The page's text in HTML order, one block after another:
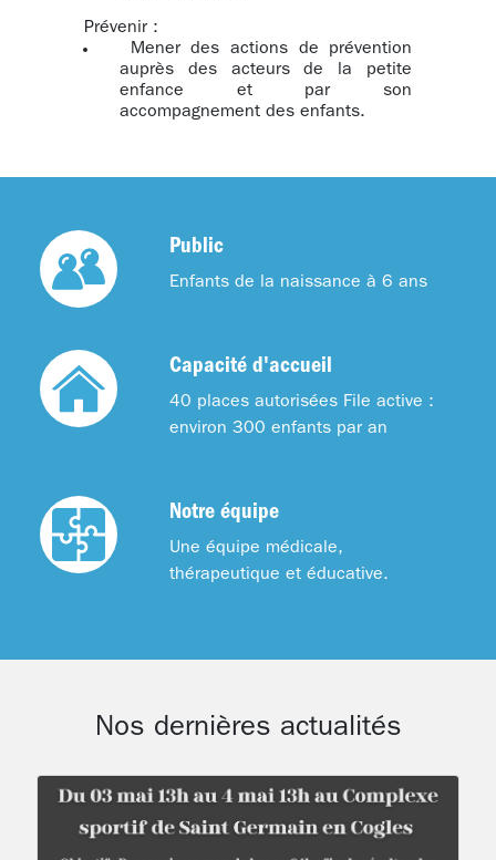
Prévenir :
Mener des actions de prévention
auprès des acteurs de la petite
enfance et par son
accompagnement des enfants.
Public
Enfants de la naissance à 6 ans
Capacité d'accueil
40 places autorisées File active :
environ 300 enfants par an
Notre équipe
Une équipe médicale,
thérapeutique et éducative.
Nos dernières actualités